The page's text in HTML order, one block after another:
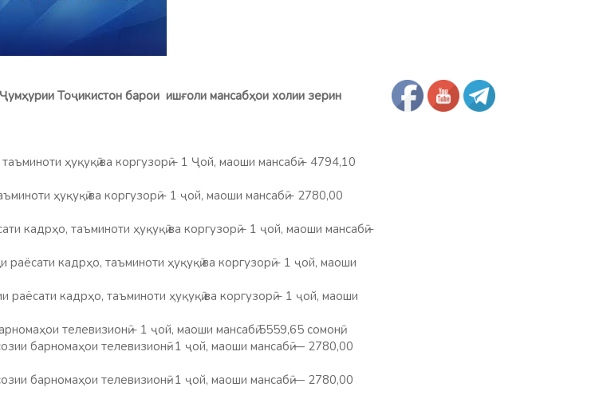
Тоҷикистон барои ишғоли мансабҳои холии зерин
ҳуқуқӣ ва коргузорӣ – 1 Ҷой, маоши мансабӣ – 4794,10
ҳуқуқӣ ва коргузорӣ – 1 ҷой, маоши мансабӣ – 2780,00
кадрҳо, таъминоти ҳуқуқӣ ва коргузорӣ – 1 ҷой, маоши мансабӣ –
кадрҳо, таъминоти ҳуқуқӣ ва коргузорӣ – 1 ҷой, маоши
кадрҳо, таъминоти ҳуқуқӣ ва коргузорӣ – 1 ҷой, маоши
телевизионӣ – 1 ҷой, маоши мансабӣ 5559,65 сомонӣ;
барномаҳои телевизионӣ- 1 ҷой, маоши мансабӣ — 2780,00
барномаҳои телевизионӣ- 1 ҷой, маоши мансабӣ — 2780,00